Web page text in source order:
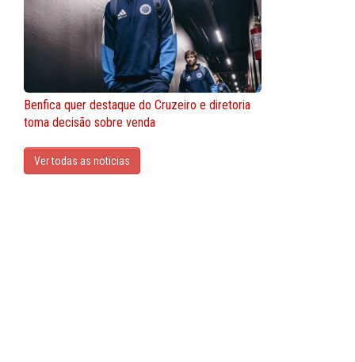
Benfica quer destaque do Cruzeiro e diretoria
toma decisão sobre venda
Ver todas as noticias